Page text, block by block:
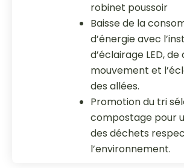
robinet poussoir
Baisse de la
d’énergie avec
d’éclairage LED,
mouvement et
des allées.
Promotion du tri
compostage pour
des déchets
l’environnement.